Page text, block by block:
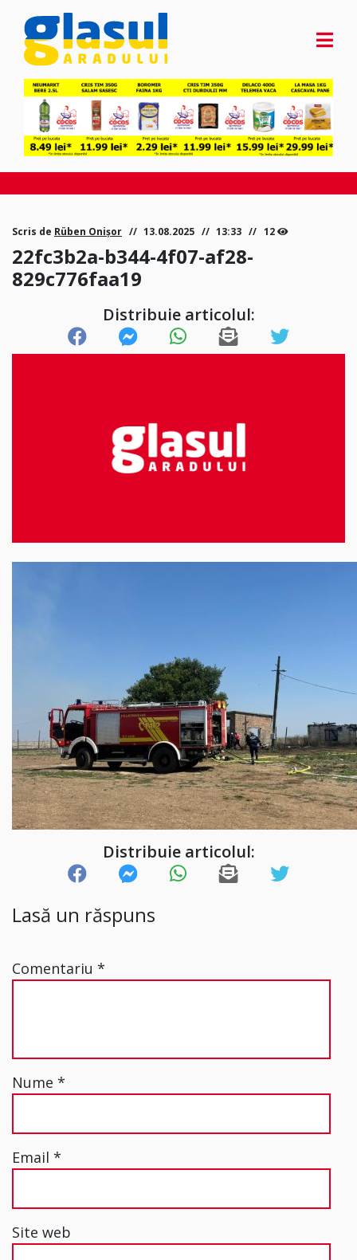
Scris de Rüben Onișor 13.08.2025 13:33 12
22fc3b2a-b344-4f07-af28-
829c776faa19
Distribuie articolul:
Distribuie articolul:
Lasă un răspuns
Comentariu *
Nume *
Email *
Site web